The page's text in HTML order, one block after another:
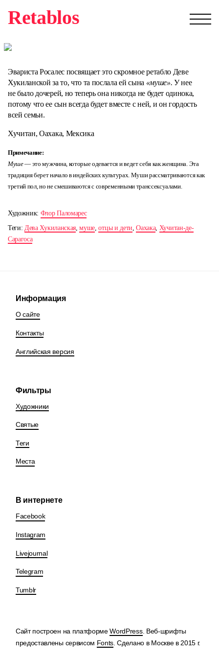
Retablos
Эвариста Росалес посвящает это скромное ретабло Деве
Хукиланской за то, что та послала ей сына «муше». У нее
не было дочерей, но теперь она никогда не будет одинока,
потому что ее сын всегда будет вместе с ней, и он гордость
всей семьи.
Хучитан, Оахака, Мексика
Примечание:
Муше— это мужчина, которые одевается и ведет себя как женщина. Эта
традиция берет начало в индейских культурах. Муши рассматриваются как
третий пол, но не смешиваются с современными транссексуалами.
Художник: Флор Паломарес
Теги: Дева Хукиланская,муше ,отцы и дети ,Оахака, Хучитан-де-
Сарагоса
Информация
О сайте
Контакты
Английская версия
Фильтры
Художники
Святые
Теги
Места
В интернете
Facebook
Instagram
Livejournal
Telegram
Tumblr
Сайт построен на платформеWordPress. Веб-шрифты
предоставлены сервисом Fonts . Сделано в Москве в 2015 г.